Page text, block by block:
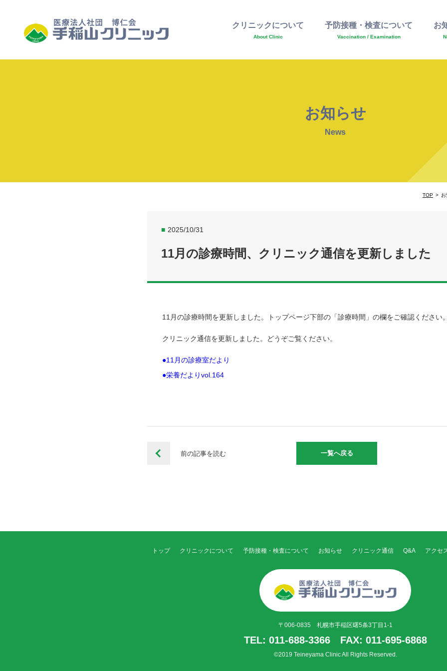
クリニックについて
About Clinic
予防接種・検査について
Vaccination / Examination
お
お知らせ
News
TOP
■ 2025/10/31
11月の診療時間、クリニック通信を更新しました
11月の診療時間を更新しました。トップページ下部の「診療時間」の欄をご確認ください
クリニック通信を更新しました。どうぞご覧ください。
●11月の診療室だより
●栄養だよりvol.164
前の記事を読む 一覧へ戻る
トップ クリニックについて 予防接種・検査について お知らせ クリニック通信 Q&A アクセ
〒006-0835 札幌市手稲区曙5条3丁目1-1
TEL: 011-688-3366 FAX: 011-695-6868
©2019 Teineyama Clinic All Rights Reserved.